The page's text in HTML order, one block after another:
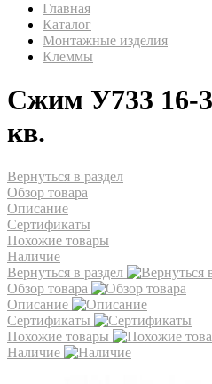
Главная
Каталог
Монтажные изделия
Клеммы
Сжим У733 16-
кв.
Вернуться в раздел
Обзор товара
Описание
Сертификаты
Похожие товары
Наличие
Вернуться в раздел
Обзор товара
Описание
Сертификаты
Похожие товары
Наличие